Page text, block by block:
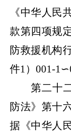
《中华人民
款第四项规
防救援机构
件1） 001-1∽
第二十
防法》第十
据《中华人